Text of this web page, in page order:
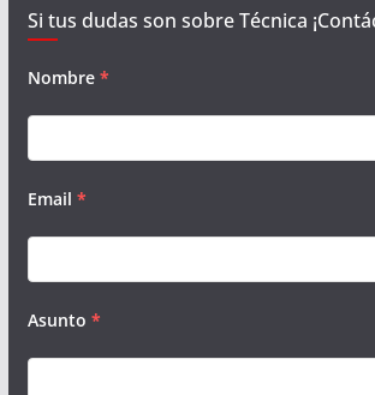
Si tus dudas son sobre Técnica
Nombre *
Email *
Asunto *